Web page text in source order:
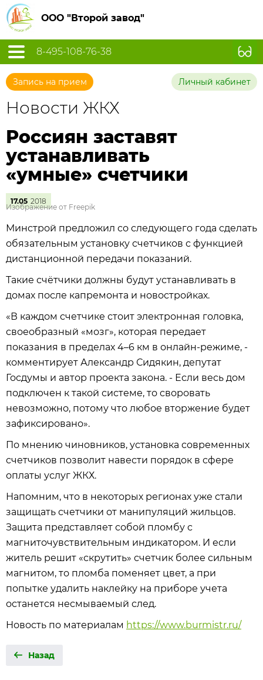
ООО "Второй завод"
8-495-108-76-38
Запись на прием Личный кабинет
Новости ЖКХ
Россиян заставят
устанавливать
«умные» счетчики
17.05 2018
Изображение от Freepik
Минстрой предложил со следующего года сделать
обязательным установку счетчиков с функцией
дистанционной передачи показаний.
Такие счётчики должны будут устанавливать в
домах после капремонта и новостройках.
«В каждом счетчике стоит электронная головка,
своеобразный «мозг», которая передает
показания в пределах 4–6 км в онлайн-режиме, -
комментирует Александр Сидякин, депутат
Госдумы и автор проекта закона. - Если весь дом
подключен к такой системе, то своровать
невозможно, потому что любое вторжение будет
зафиксировано».
По мнению чиновников, установка современных
счетчиков позволит навести порядок в сфере
оплаты услуг ЖКХ.
Напомним, что в некоторых регионах уже стали
защищать счетчики от манипуляций жильцов.
Защита представляет собой пломбу с
магниточувствительным индикатором. И если
житель решит «скрутить» счетчик более сильным
магнитом, то пломба поменяет цвет, а при
попытке удалить наклейку на приборе учета
останется несмываемый след.
Новость по материалам https://www.burmistr.ru/
Назад